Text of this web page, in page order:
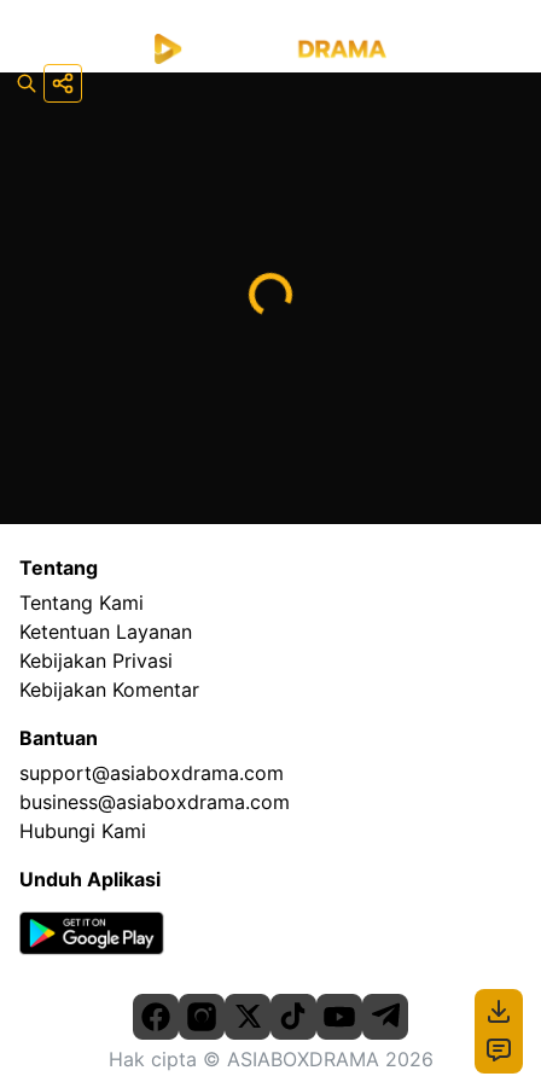
Tentang
Tentang Kami
Ketentuan Layanan
Kebijakan Privasi
Kebijakan Komentar
Bantuan
support@asiaboxdrama.com
business@asiaboxdrama.com
Hubungi Kami
Unduh Aplikasi
Hak cipta © ASIABOXDRAMA 2026